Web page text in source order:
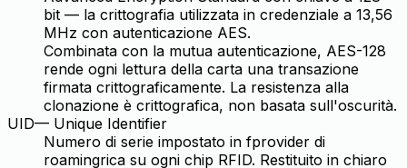
bit — la crittografia utilizzata in credenziale a 13,56
MHz con autenticazione AES.
Combinata con la mutua autenticazione, AES-128
rende ogni lettura della carta una transazione
firmata crittograficamente. La resistenza alla
clonazione è crittografica, non basata sull'oscurità.
UID— Unique Identifier
Numero di serie impostato in fprovider di
roamingrica su ogni chip RFID. Restituito in chiaro